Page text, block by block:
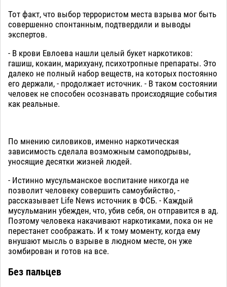
Тот факт, что выбор террористом места взрыва мог быть
совершенно спонтанным, подтвердили и выводы
экспертов.
- В крови Евлоева нашли целый букет наркотиков:
гашиш, кокаин, марихуану, психотропные препараты. Это
далеко не полный набор веществ, на которых постоянно
его держали, - продолжает источник. - В таком состоянии
человек не способен осознавать происходящие события
как реальные.
По мнению силовиков, именно наркотическая
зависимость сделала возможным самоподрывы,
уносящие десятки жизней людей.
- Истинно мусульманское воспитание никогда не
позволит человеку совершить самоубийство, -
рассказывает Life News источник в ФСБ. - Каждый
мусульманин убежден, что, убив себя, он отправится в ад.
Поэтому человека накачивают наркотиками, пока он не
перестанет соображать. И к тому моменту, когда ему
внушают мысль о взрыве в людном месте, он уже
зомбирован и готов на все.
Без пальцев